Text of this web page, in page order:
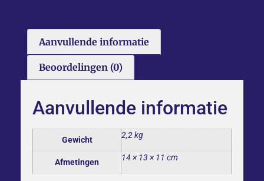
Aanvullende informatie
Beoordelingen (0)
Aanvullende informatie
Gewicht 2,2 kg
Afmetingen 14 × 13 × 11 cm